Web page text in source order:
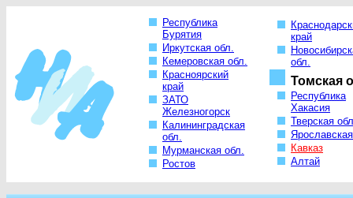
Республика
Бурятия
Иркутская обл.
Кемеровская обл.
Красноярский
край
ЗАТО
Железногорск
Калининградская
обл.
Мурманская обл.
Ростов
край
обл.
Томская
Республика
Хакасия
Тверская
Кавказ
Алтай